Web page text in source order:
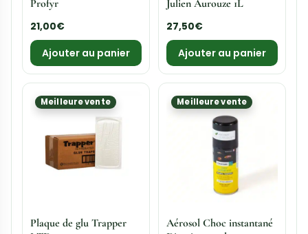
Aérosol Cryo
15,50€
Ajouter au panier
Aérosol pour insectes
rampants et volants
Aurouze 500ml
Ajouter au panier
Meilleure vente